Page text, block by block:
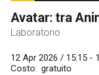
Avatar: tra
Laboratorio
12 Apr 2026 / 15:15 -
Costo
gratuito